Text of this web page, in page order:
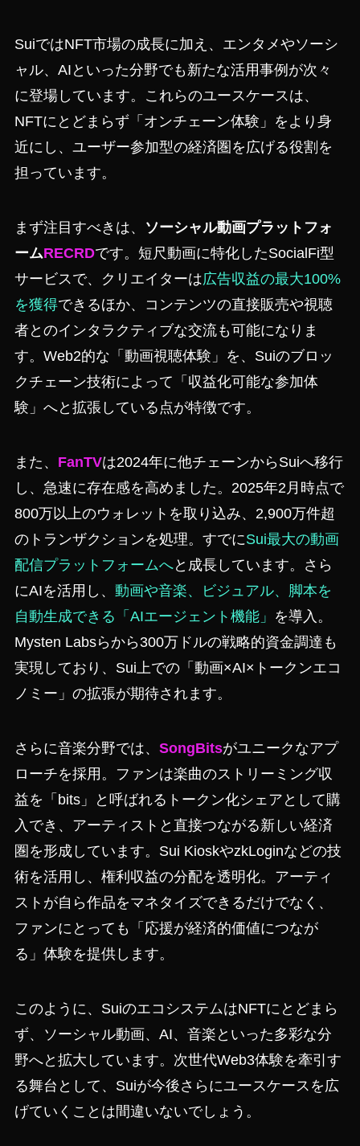
SuiではNFT市場の成長に加え、エンタメやソーシ
ャル、AIといった分野でも新たな活用事例が次々
に登場しています。これらのユースケースは、
NFTにとどまらず「オンチェーン体験」をより身
近にし、ユーザー参加型の経済圏を広げる役割を
担っています。
まず注目すべきは、
ソーシャル動画プラットフォ
ームRECRDです。短尺動画に特化したSocialFi型
サービスで、クリエイターは広告収益の最大100%
を獲得できるほか、コンテンツの直接販売や視聴
者とのインタラクティブな交流も可能になりま
す。Web2的な「動画視聴体験」を、Suiのブロッ
クチェーン技術によって「収益化可能な参加体
験」へと拡張している点が特徴です。
また、 FanTVは2024年に他チェーンからSuiへ移行
し、急速に存在感を高めました。2025年2月時点で
800万以上のウォレットを取り込み、2,900万件超
のトランザクションを処理。すでにSui最大の動画
配信プラットフォームへと成長しています。さら
にAIを活用し、 動画や音楽、ビジュアル、脚本を
自動生成できる「AIエージェント機能」 を導入。
Mysten Labsらから300万ドルの戦略的資金調達も
実現しており、Sui上での「動画×AI×トークンエコ
ノミー」の拡張が期待されます。
さらに音楽分野では、 SongBitsがユニークなアプ
ローチを採用。ファンは楽曲のストリーミング収
益を「bits」と呼ばれるトークン化シェアとして購
入でき、アーティストと直接つながる新しい経済
圏を形成しています。Sui KioskやzkLoginなどの技
術を活用し、権利収益の分配を透明化。アーティ
ストが自ら作品をマネタイズできるだけでなく、
ファンにとっても「応援が経済的価値につなが
る」体験を提供します。
このように、SuiのエコシステムはNFTにとどまら
ず、ソーシャル動画、AI、音楽といった多彩な分
野へと拡大しています。次世代Web3体験を牽引す
る舞台として、Suiが今後さらにユースケースを広
げていくことは間違いないでしょう。